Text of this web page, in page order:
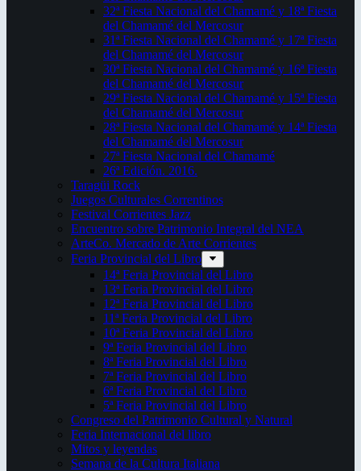
32ª Fiesta Nacional del Chamamé y 18ª Fiesta
del Chamamé del Mercosur
31ª Fiesta Nacional del Chamamé y 17ª Fiesta
del Chamamé del Mercosur
30ª Fiesta Nacional del Chamamé y 16ª Fiesta
del Chamamé del Mercosur
29ª Fiesta Nacional del Chamamé y 15ª Fiesta
del Chamamé del Mercosur
28ª Fiesta Nacional del Chamamé y 14ª Fiesta
del Chamamé del Mercosur
27ª Fiesta Nacional del Chamamé
26ª Edición. 2016.
Taragüi Rock
Juegos Culturales Correntinos
Festival Corrientes Jazz
Encuentro sobre Patrimonio Integral del NEA
ArteCo. Mercado de Arte Corrientes
Feria Provincial del Libro
14ª Feria Provincial del Libro
13ª Feria Provincial del Libro
12ª Feria Provincial del Libro
11ª Feria Provincial del Libro
10ª Feria Provincial del Libro
9ª Feria Provincial del Libro
8ª Feria Provincial del Libro
7ª Feria Provincial del Libro
6ª Feria Provincial del Libro
5ª Feria Provincial del Libro
Congreso del Patrimonio Cultural y Natural
Feria Internacional del libro
Mitos y leyendas
Semana de la Cultura Italiana